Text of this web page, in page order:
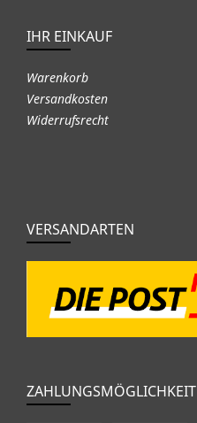
IHR EINKAUF
Warenkorb
Versandkosten
Widerrufsrecht
VERSANDARTEN